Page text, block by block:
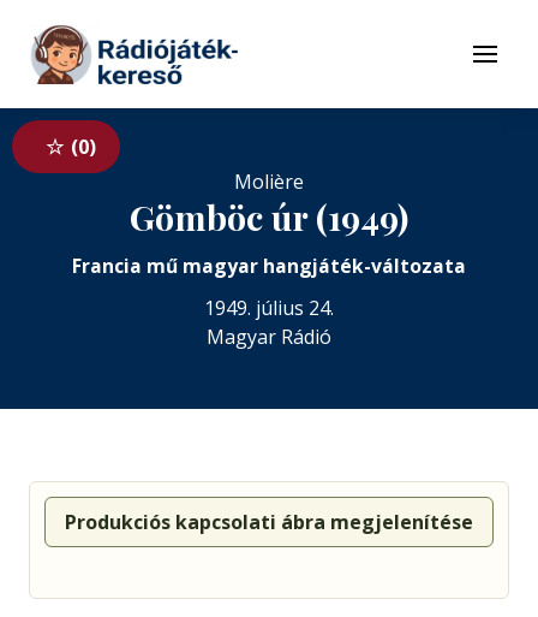
Tovább a tartalomhoz
Menü
0
Molière
Gömböc úr (1949)
Francia mű magyar hangjáték-változata
1949. július 24.
Magyar Rádió
Produkciós kapcsolati ábra megjelenítése